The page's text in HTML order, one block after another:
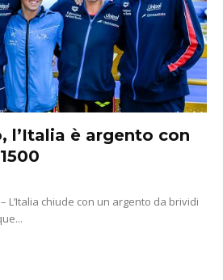
l’Italia è argento con
L’Italia chiude con un argento da brividi